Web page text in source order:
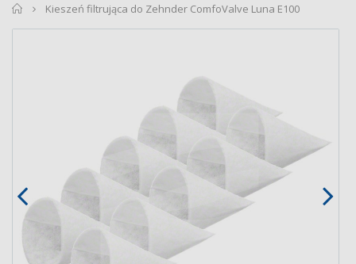
home
Kieszeń filtrująca do Zehnder ComfoValve Luna E100